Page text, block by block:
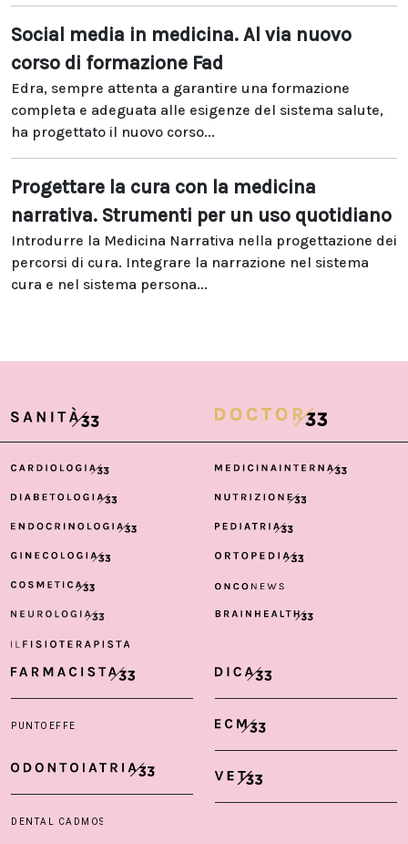
Social media in medicina. Al via nuovo
corso di formazione Fad
Edra, sempre attenta a garantire una formazione
completa e adeguata alle esigenze del sistema salute,
ha progettato il nuovo corso...
Progettare la cura con la medicina
narrativa. Strumenti per un uso quotidiano
Introdurre la Medicina Narrativa nella progettazione dei
percorsi di cura. Integrare la narrazione nel sistema
cura e nel sistema persona...